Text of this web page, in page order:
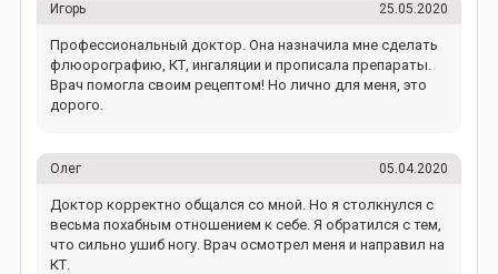
Игорь 25.05.2020
Профессиональный доктор. Она назначила мне сделать
флюорографию, КТ, ингаляции и прописала препараты.
Врач помогла своим рецептом! Но лично для меня, это
дорого.
Олег 05.04.2020
Доктор корректно общался со мной. Но я столкнулся с
весьма похабным отношением к себе. Я обратился с тем,
что сильно ушиб ногу. Врач осмотрел меня и направил на
КТ.